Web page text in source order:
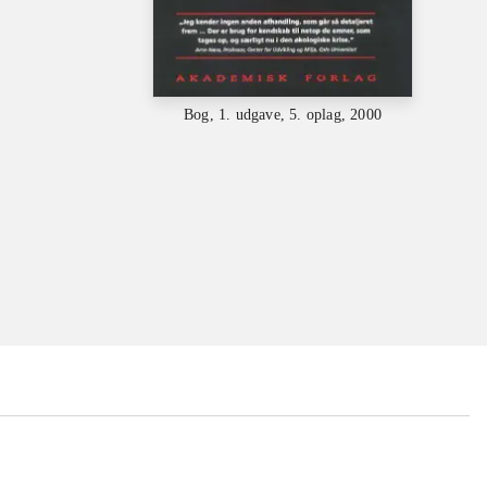
Bog, 1. udgave, 5. oplag, 2000